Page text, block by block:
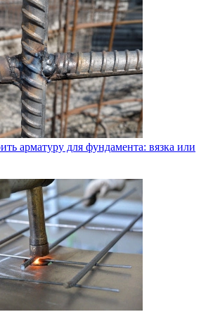
арматуру для фундамента: вязка или